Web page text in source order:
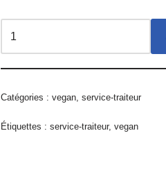
Catégories : vegan, service-traiteur
Étiquettes : service-traiteur, vegan